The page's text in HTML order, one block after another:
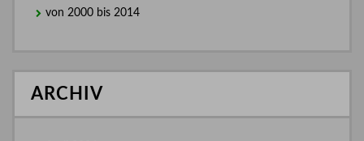
von 2000 bis 2014
ARCHIV